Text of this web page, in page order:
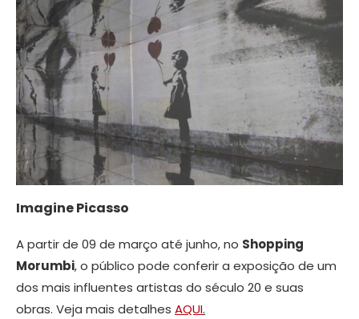
Imagine Picasso
A partir de 09 de março até junho, no Shopping
Morumbi, o público pode conferir a exposição de um
dos mais influentes artistas do século 20 e suas
obras. Veja mais detalhes AQUI.